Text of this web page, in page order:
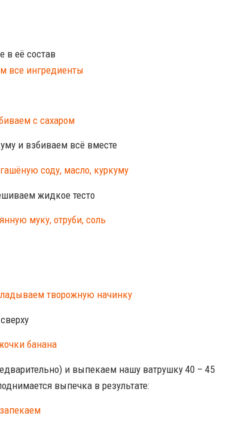
в её состав
и взбиваем всё вместе
жидкое тесто
и выпекаем нашу ватрушку 40 – 45
выпечка в результате: